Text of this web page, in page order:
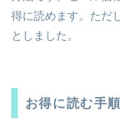
得に読めます。ただ
としました。
お得に読む手